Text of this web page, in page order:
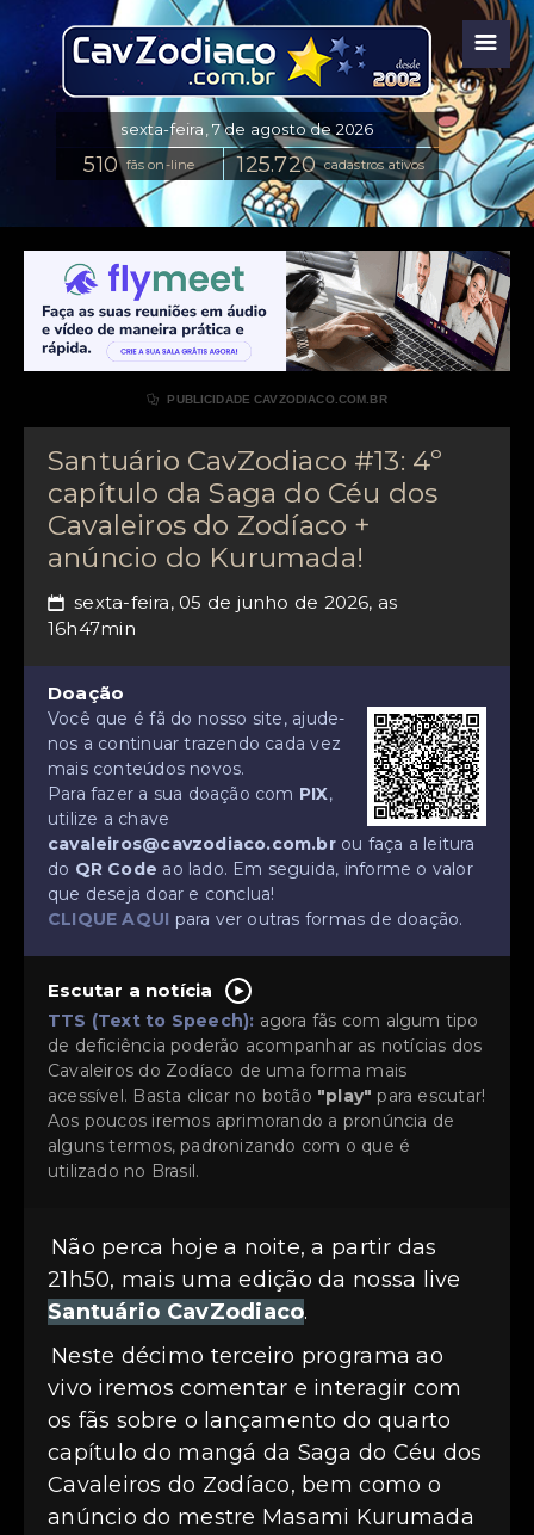
☰
fãs on-line cadastros ativos
 PUBLICIDADE CAVZODIACO.COM.BR
Santuário CavZodiaco #13: 4º
capítulo da Saga do Céu dos
Cavaleiros do Zodíaco +
anúncio do Kurumada!
📅 sexta-feira, 05 de junho de 2026, as
16h47min
Doação
Você que é fã do nosso site, ajude-
nos a continuar trazendo cada vez
mais conteúdos novos.
Para fazer a sua doação com PIX,
utilize a chave
cavaleiros@cavzodiaco.com.brou faça a leitura
do QR Code ao lado. Em seguida, informe o valor
que deseja doar e conclua!
CLIQUE AQUI para ver outras formas de doação.
Escutar a notícia
TTS (Text to Speech): agora fãs com algum tipo
de deficiência poderão acompanhar as notícias dos
Cavaleiros do Zodíaco de uma forma mais
acessível. Basta clicar no botão "play" para escutar!
Aos poucos iremos aprimorando a pronúncia de
alguns termos, padronizando com o que é
utilizado no Brasil.
Não perca hoje a noite, a partir das
21h50, mais uma edição da nossa live
Santuário CavZodiaco.
Neste décimo terceiro programa ao
vivo iremos comentar e interagir com
os fãs sobre o lançamento do quarto
capítulo do mangá da Saga do Céu dos
Cavaleiros do Zodíaco, bem como o
anúncio do mestre Masami Kurumada